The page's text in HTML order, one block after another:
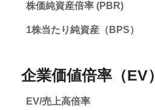
株価純資産倍率 (PBR)
1株当たり純資産（BPS）
企業価値倍率（EV）
EV/売上高倍率